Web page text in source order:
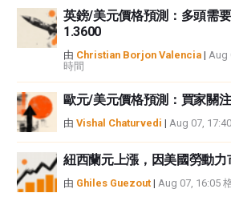
英鎊/美元價格預測：多頭需
1.3600
由 Christian Borjon Valencia | Aug
時間
歐元/美元價格預測：買家關
由 Vishal Chaturvedi | Aug 07,
紐西蘭元上漲，因美國勞動
由 Ghiles Guezout | Aug 07, 16:05